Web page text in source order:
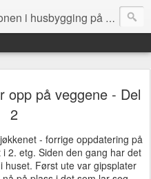
husbygging på Olerud gård!
opp på veggene - Del
2
- forrige oppdatering på
2. etg. Siden den gang har det
huset. Først ute var gipsplater